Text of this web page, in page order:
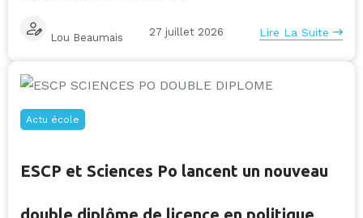
Lou Beaumais 27 juillet 2026 Lire La Suite
Actu école
ESCP et Sciences Po lancent un nouveau
double diplôme de licence en politique,